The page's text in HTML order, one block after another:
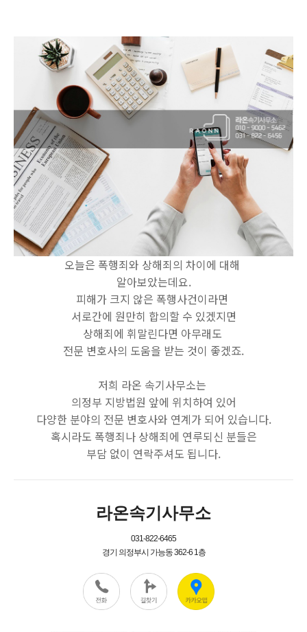
오늘은 폭행죄와 상해죄의 차이에 대해
알아보았는데요.
피해가 크지 않은 폭행사건이라면
서로간에 원만히 합의할 수 있겠지면
상해죄에 휘말린다면 아무래도
전문 변호사의 도움을 받는 것이 좋겠죠.
저희 라온 속기사무소는
의정부 지방법원 앞에 위치하여 있어
다양한 분야의 전문 변호사와 연계가 되어 있습니다.
혹시라도 폭행죄나 상해죄에 연루되신 분들은
부담 없이 연락주셔도 됩니다.